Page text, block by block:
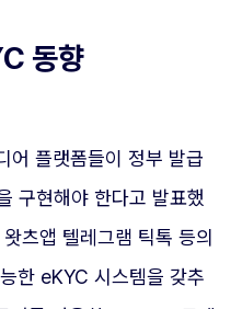
동향
어 플랫폼들이 정부 발급
구현해야 한다고 발표했
츠앱 텔레그램 틱톡 등의
한 eKYC 시스템을 갖추